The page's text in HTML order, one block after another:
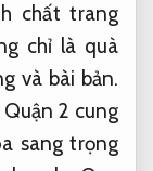
chất trang
chỉ là quà
và bài bản.
2 cung
sang trọng